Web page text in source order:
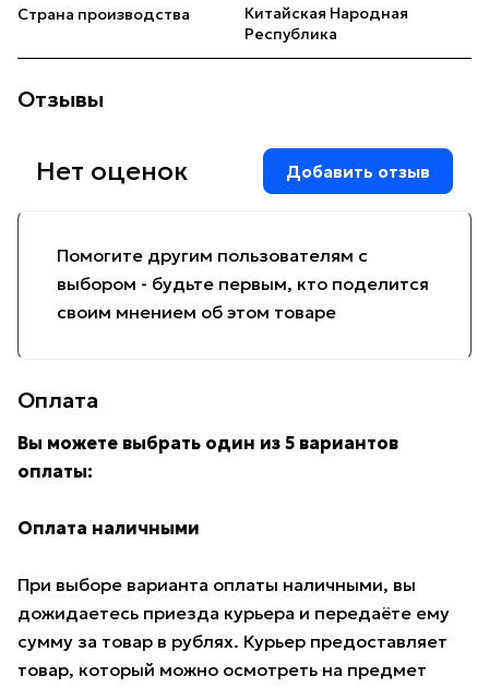
Страна производства
Китайская Народная
Республика
Отзывы
Помогите другим пользователям с
выбором - будьте первым, кто поделится
своим мнением об этом товаре
Нет оценок Добавить отзыв
Оплата
Вы можете выбрать один из 5 вариантов
оплаты:
Оплата наличными
При выборе варианта оплаты наличными, вы
дожидаетесь приезда курьера и передаёте ему
сумму за товар в рублях. Курьер предоставляет
товар, который можно осмотреть на предмет